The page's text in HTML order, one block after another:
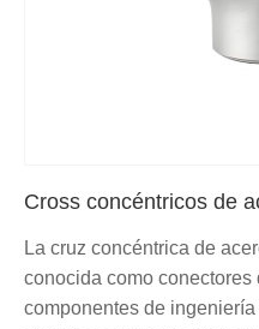
Cross concéntricos de
La cruz concéntrica de
conocida como conectores
componentes de